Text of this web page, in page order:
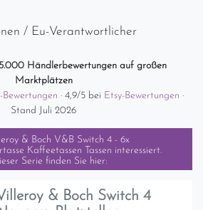
/ Eu-Verantwortlicher
Händlerbewertungen auf großen
Marktplätzen
Bewertungen · 4,9/5 bei Etsy-Bewertungen ·
Stand Juli 2026
& Boch V&B Switch 4 - 6x
Kaffeetassen Tassen interessiert.
Serie finden Sie hier:
& Boch Switch 4